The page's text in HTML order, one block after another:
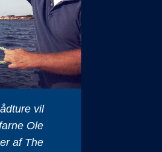
vil
Ole
af The